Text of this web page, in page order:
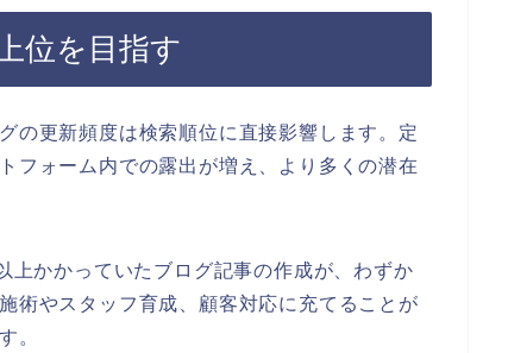
位を目指す
の更新頻度は検索順位に直接影響します。定
フォーム内での露出が増え、より多くの潜在
上かかっていたブログ記事の作成が、わずか
術やスタッフ育成、顧客対応に充てることが
。